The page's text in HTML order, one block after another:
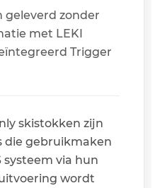
zonder
met LEKI
Trigger
skistokken zijn
die gebruikmaken
systeem via hun
wordt